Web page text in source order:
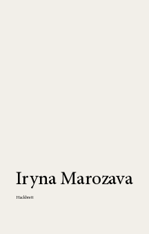
Iryna Marozava
Hackbrett